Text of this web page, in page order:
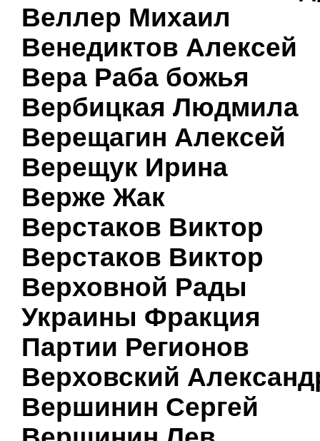
Веллер Михаил
Венедиктов Алексей
Вера Раба божья
Вербицкая Людмила
Верещагин Алексей
Верещук Ирина
Верже Жак
Верстаков Виктор
Верстаков Виктор
Верховной Рады
Украины Фракция
Партии Регионов
Верховский
Вершинин Сергей